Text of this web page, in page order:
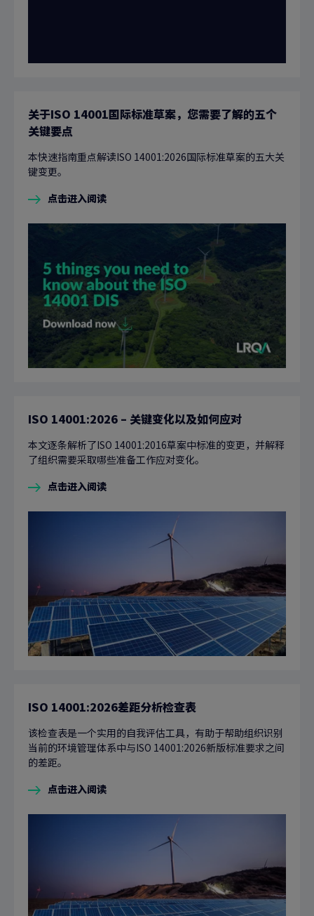
关于ISO 14001国际标准草案，您需要了解的五个
关键要点
本快速指南重点解读ISO 14001:2026国际标准草案的五大关
键变更。
点击进入阅读
ISO 14001:2026 – 关键变化以及如何应对
本文逐条解析了ISO 14001:2016草案中标准的变更，并解释
了组织需要采取哪些准备工作应对变化。
点击进入阅读
ISO 14001:2026差距分析检查表
该检查表是一个实用的自我评估工具，有助于帮助组织识别
当前的环境管理体系中与ISO 14001:2026新版标准要求之间
的差距。
点击进入阅读